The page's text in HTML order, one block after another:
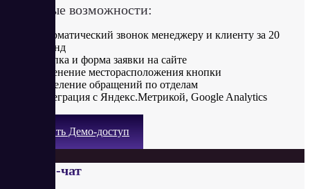
Ключевые возможности:
Автоматический звонок менеджеру и клиенту за 20
секунд
Кнопка и форма заявки на сайте
Изменение месторасположения кнопки
Разделение обращений по отделам
Интеграция с Яндекс.Метрикой, Google Analytics
Получить Демо-доступ
Онлайн-чат